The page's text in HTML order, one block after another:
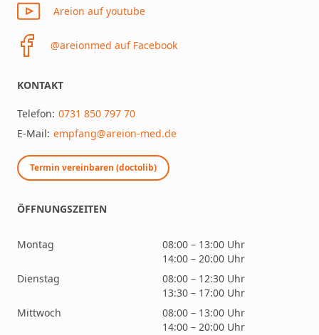
Areion auf youtube
@areionmed auf Facebook
KONTAKT
Telefon: 0731 850 797 70
E-Mail: empfang@areion-med.de
Termin vereinbaren (doctolib)
ÖFFNUNGSZEITEN
Montag
08:00 – 13:00 Uhr
14:00 – 20:00 Uhr
Dienstag
08:00 – 12:30 Uhr
13:30 – 17:00 Uhr
Mittwoch
08:00 – 13:00 Uhr
14:00 – 20:00 Uhr